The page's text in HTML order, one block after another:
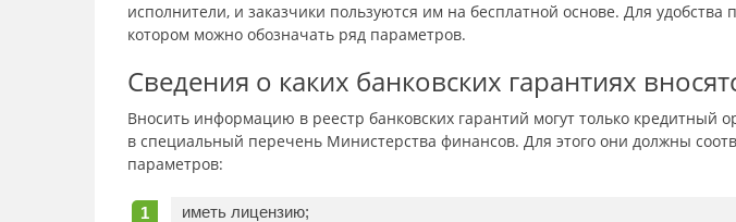
исполнители, и заказчики пользуются им на бесплатной основе. Для удобства
котором можно обозначать ряд параметров.
Сведения о каких банковских гарантиях
Вносить информацию в реестр банковских гарантий могут только кредитный
в специальный перечень Министерства финансов. Для этого они должны
параметров:
иметь лицензию;